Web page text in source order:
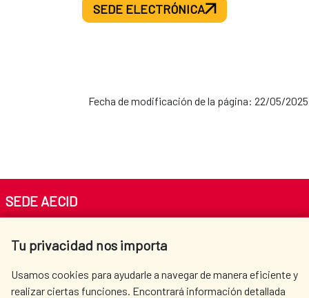
SEDE ELECTRÓNICA
Fecha de modificación de la página: 22/05/2025
Tu privacidad nos importa
Usamos cookies para ayudarle a navegar de manera eficiente y
realizar ciertas funciones. Encontrará información detallada
SEDE AECID
Tel. +34 900 20 30 54​​​​​​​